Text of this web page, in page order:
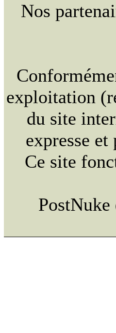
Nos
exploitation
du site
expresse
Ce site